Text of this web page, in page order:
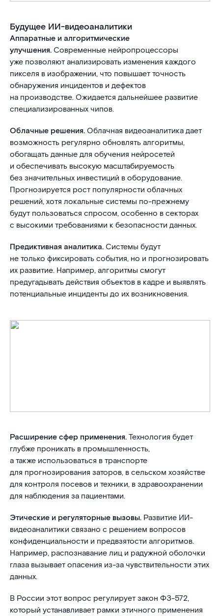
Будущее ИИ-видеоаналитики
Аппаратные и алгоритмические
улучшения.Современные нейропроцессоры
уже позволяют анализировать изменения каждого
пикселя в изображении, что повышает точность
обнаружения инцидентов и дефектов
на производстве. Ожидается дальнейшее развитие
специализированных чипов.
Облачные решения.Облачная видеоаналитика дает
возможность регулярно обновлять алгоритмы,
обогащать данные для обучения нейросетей
и обеспечивать высокую масштабируемость
без значительных инвестиций в оборудование.
Прогнозируется рост популярности облачных
решений, хотя локальные системы по-прежнему
будут пользоваться спросом, особенно в секторах
с высокими требованиями к безопасности данных.
Предиктивная аналитика.Системы будут
не только фиксировать события, но и прогнозировать
их развитие. Например, алгоритмы смогут
предугадывать действия объектов в кадре и выявлять
потенциальные инциденты до их возникновения.
Расширение сфер применения.Технология будет
глубже проникать в промышленность,
а также использоваться в транспорте
для прогнозирования заторов, в сельском хозяйстве
для контроля посевов и техники, в здравоохранении
для наблюдения за пациентами.
Этические и регуляторные вызовы. Развитие ИИ-
видеоаналитики связано с решением вопросов
конфиденциальности и предвзятости алгоритмов.
Например, распознавание лиц и радужной оболочки
глаза вызывает опасения из-за чувствительности этих
данных.
В России этот вопрос регулирует закон ФЗ-572,
который устанавливает рамки этичного применения